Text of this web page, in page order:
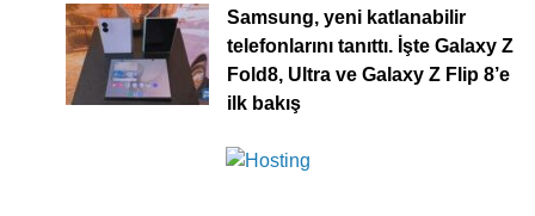
Samsung, yeni katlanabilir
telefonlarını tanıttı. İşte Galaxy Z
Fold8, Ultra ve Galaxy Z Flip 8’e
ilk bakış